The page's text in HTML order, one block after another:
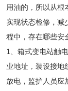
用油的，所以从根
实现状态检修，减
程中，存在哪些安
1、箱式变电站触
业地址，装设接地
放电，监护人员应